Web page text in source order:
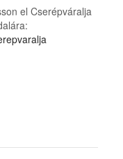
el Cserépváralja